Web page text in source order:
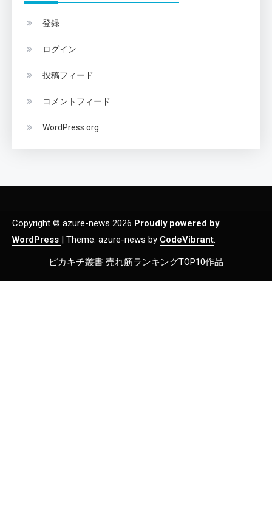
登録
ログイン
投稿フィード
コメントフィード
WordPress.org
Copyright © azure-news 2026 Proudly powered by
WordPress | Theme: azure-news by CodeVibrant.
ピカキチ叢書 売れ筋ランキングTOP10作品